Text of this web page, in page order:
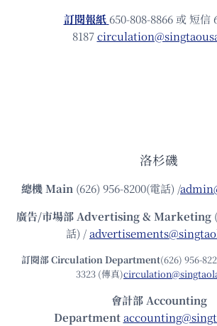
訂閱報紙 650-808-8866 或 短信
8187
洛杉磯
總機Main (626) 956-8200(電話) /
廣告/市場部Advertising & Marketing
話) /
訂閱部 Circulation Department(626) 956-
3323 (傳真)
會計部 Accounting
Department